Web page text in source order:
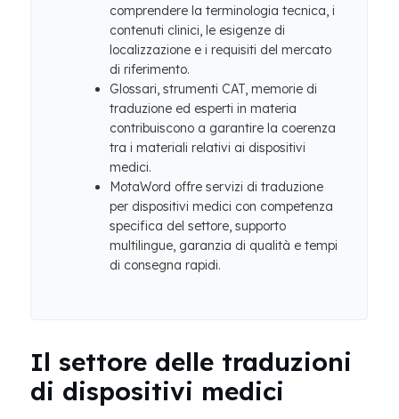
comprendere la terminologia tecnica, i
contenuti clinici, le esigenze di
localizzazione e i requisiti del mercato
di riferimento.
Glossari, strumenti CAT, memorie di
traduzione ed esperti in materia
contribuiscono a garantire la coerenza
tra i materiali relativi ai dispositivi
medici.
MotaWord offre servizi di traduzione
per dispositivi medici con competenza
specifica del settore, supporto
multilingue, garanzia di qualità e tempi
di consegna rapidi.
Il settore delle traduzioni
di dispositivi medici